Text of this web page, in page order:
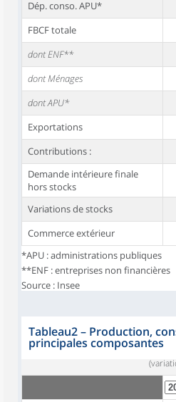
Dép. conso. APU*
FBCF totale
dont ENF**
dont Ménages
dont APU*
Exportations
Contributions :
Demande intérieure finale
hors stocks
Variations de stocks
Commerce extérieur
*APU : administrations publiques
**ENF : entreprises non financières
Source : Insee
Tableau2– Production,
principales composantes